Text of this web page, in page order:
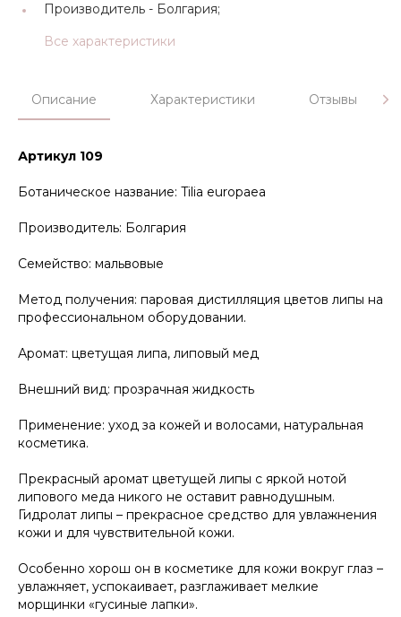
Производитель - Болгария;
Все характеристики
Описание Характеристики Отзывы
Артикул 109
Ботаническое название: Tilia europaea
Производитель: Болгария
Семейство: мальвовые
Метод получения: паровая дистилляция цветов липы на
профессиональном оборудовании.
Аромат: цветущая липа, липовый мед
Внешний вид: прозрачная жидкость
Применение: уход за кожей и волосами, натуральная
косметика.
Прекрасный аромат цветущей липы с яркой нотой
липового меда никого не оставит равнодушным.
Гидролат липы – прекрасное средство для увлажнения
кожи и для чувствительной кожи.
Особенно хорош он в косметике для кожи вокруг глаз –
увлажняет, успокаивает, разглаживает мелкие
морщинки «гусиные лапки».